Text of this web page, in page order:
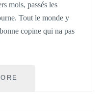
mois, passés les
Tout le monde y
copine qui na pas